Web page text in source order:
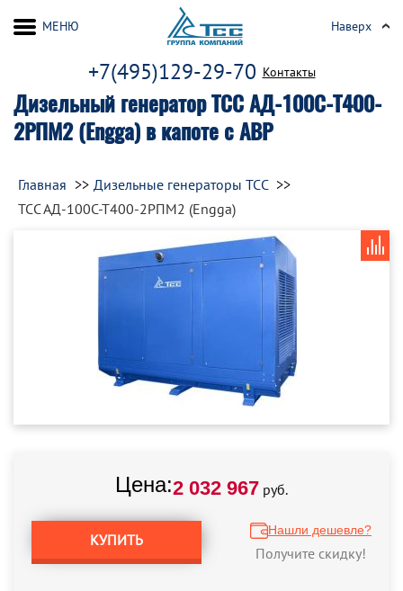
Дизельный генератор ТСС АД-100С-Т400-
2РПМ2 (Engga) в капоте с АВР
+7(495)129-29-70 Контакты
МЕНЮ Наверх
Главная
Дизельные генераторы ТСС
ТСС АД-100С-Т400-2РПМ2 (Engga)
Цена:2 032 967 руб.
КУПИТЬ
Нашли дешевле?
Получите скидку!